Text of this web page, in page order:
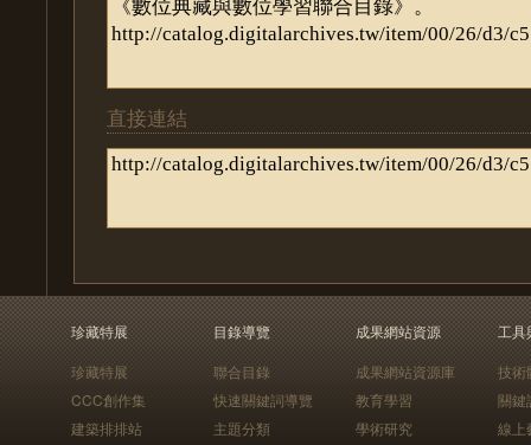
直接連結
珍藏特展
珍藏特展
CCC創作集
建築排排站
目錄導覽
聯合目錄
快速關鍵詞導覽
主題分類
成果網站資源
成果網站資源庫
教育學習
學術研究
工具
技術
關鍵
線上